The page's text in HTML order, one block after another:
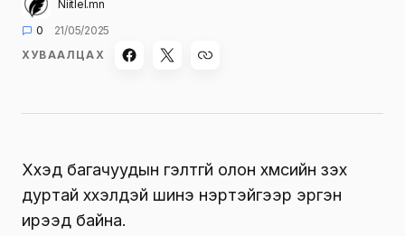
Niitlel.mn
0
21/05/2025
ХУВААЛЦАХ
Хүүхэд багачуудын гэлтгүй олон хүмүүсийн үзэх
дуртай хүүхэлдэй шинэ нэртэйгээр эргэн
ирээд байна.